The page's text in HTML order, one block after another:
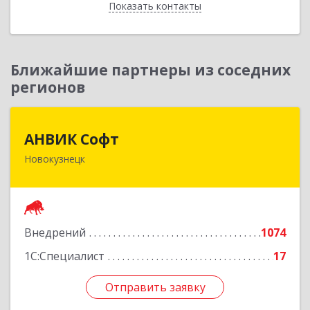
Показать контакты
Назад
Ближайшие партнеры из соседних
регионов
АНВИК Софт
Новокузнецк
Внедрений
1074
1С:Специалист
17
Отправить заявку
654079, Кемеровская область - Кузбасс,
Отправить заявку